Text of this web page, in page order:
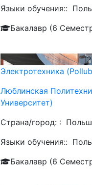
Языки обучения::
Бакалавр (6
Электротехника
Люблинская
Университет)
Страна/город: :
Языки обучения::
Бакалавр (6